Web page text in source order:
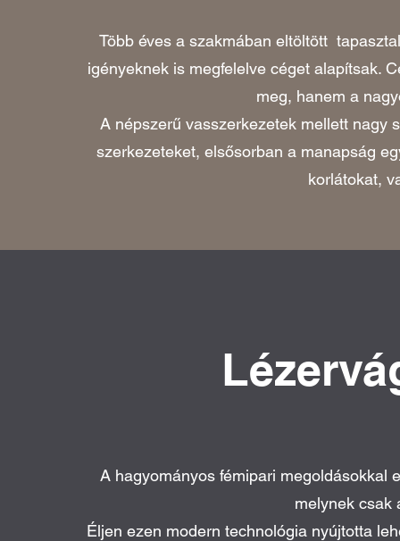
Több éves a szakmában eltöltött
igényeknek is megfelelve céget alapítsak.
meg, hanem a
A népszerű vasszerkezetek mellett nagy
szerkezeteket, elsősorban a manapság
korlátokat,
A hagyományos fémipari megoldásokkal
melynek csak
Éljen ezen modern technológia nyújtotta